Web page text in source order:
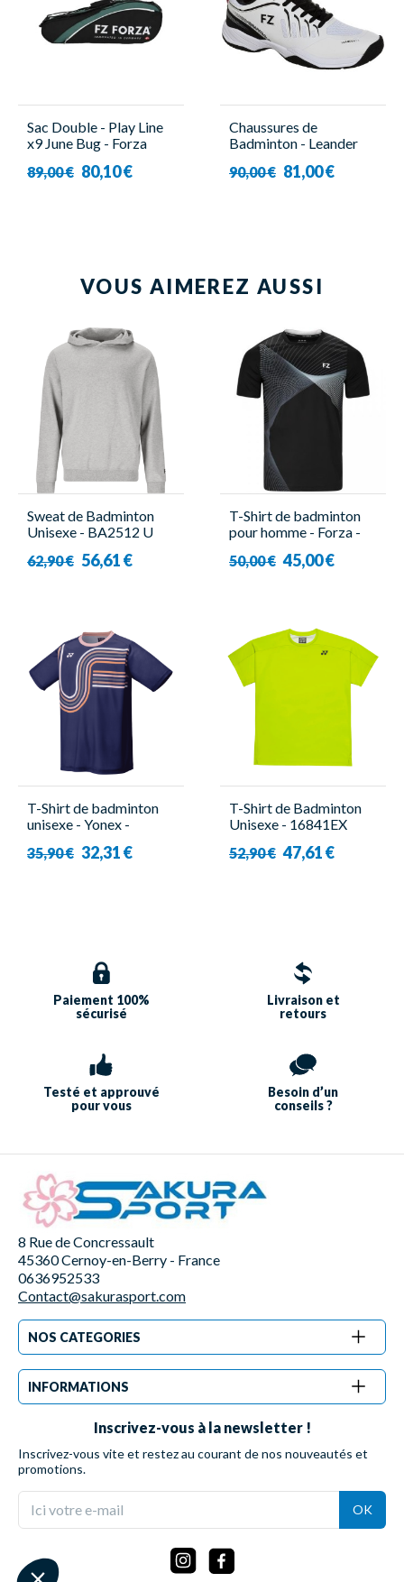
Sac Double - Play Line
x9 June Bug - Forza
89,00 € 80,10 €
Chaussures de
Badminton - Leander
90,00 € 81,00 €
VOUS AIMEREZ AUSSI
Sweat de Badminton
Unisexe - BA2512 U
62,90 € 56,61 €
T-Shirt de badminton
pour homme - Forza -
50,00 € 45,00 €
T-Shirt de badminton
unisexe - Yonex -
35,90 € 32,31 €
T-Shirt de Badminton
Unisexe - 16841EX
52,90 € 47,61 €
Paiement 100%
sécurisé
Livraison et
retours
Testé et approuvé
pour vous
Besoin d’un
conseils ?
8 Rue de Concressault
45360 Cernoy-en-Berry - France
0636952533
Contact@sakurasport.com
NOS CATEGORIES
INFORMATIONS
Inscrivez-vous à la newsletter !
Inscrivez-vous vite et restez au courant de nos nouveautés et
promotions.